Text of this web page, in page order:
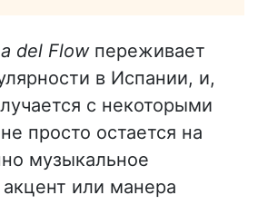
del Flowпереживает
в Испании, и,
с некоторыми
просто остается на
музыкальное
или манера